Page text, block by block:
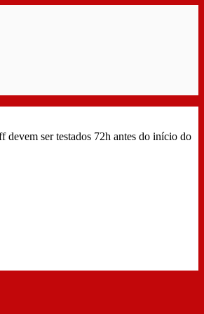
ser testados 72h antes do início do